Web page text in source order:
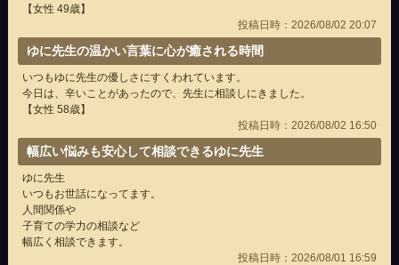
【女性 49歳】
投稿日時：2026/08/02 20:07
ゆに先生の温かい言葉に心が癒される時間
いつもゆに先生の優しさにすくわれています。
今日は、辛いことがあったので、先生に相談しにきました。
【女性 58歳】
投稿日時：2026/08/02 16:50
幅広い悩みも安心して相談できるゆに先生
ゆに先生
いつもお世話になってます。
人間関係や
子育ての学力の相談など
幅広く相談できます。
投稿日時：2026/08/01 16:59